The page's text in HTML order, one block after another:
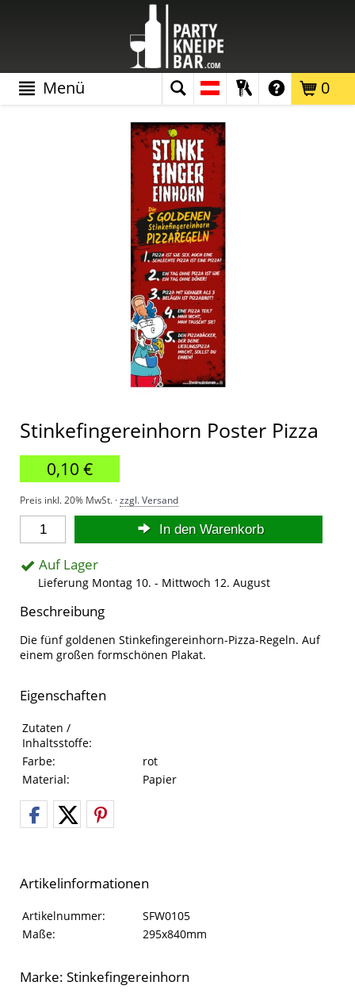
0
Menü
Stinkefingereinhorn Poster Pizza
0,10 €
Preis inkl. 20% MwSt. ·zzgl. Versand
In den Warenkorb
Auf Lager
Lieferung Montag 10. - Mittwoch 12. August
Beschreibung
Die fünf goldenen Stinkefingereinhorn-Pizza-Regeln. Auf
einem großen formschönen Plakat.
Eigenschaften
Eigenschaften des Produkts
Eigenschaft
Zutaten /
Inhaltsstoffe:
Farbe:
rot
Material:
Papier
Artikelinformationen
Artikelinformationen
Eigenschaft Wert
Artikelnummer:
SFW0105
Maße:
295x840mm
Marke: Stinkefingereinhorn